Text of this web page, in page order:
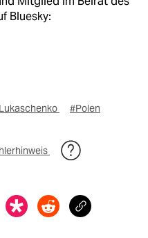
Bluesky:
#Polen